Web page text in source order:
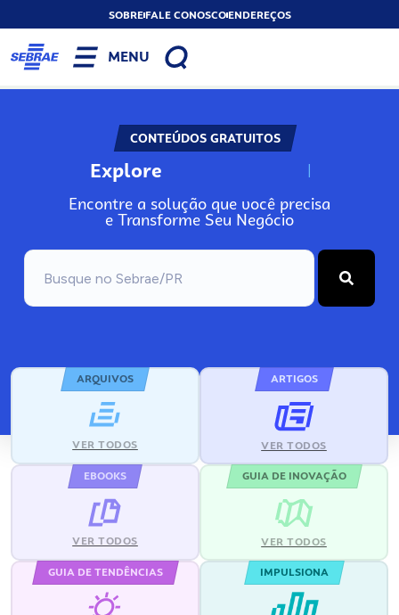
SOBREFALE CONOSCOENDEREÇOS
MENU
CONTEÚDOS GRATUITOS
Explore N
Encontre a solução que você precisa
e Transforme Seu Negócio
ARQUIVOS
VER TODOS
ARTIGOS
VER TODOS
EBOOKS
VER TODOS
GUIA DE INOVAÇÃO
VER TODOS
GUIA DE TENDÊNCIAS IMPULSIONA